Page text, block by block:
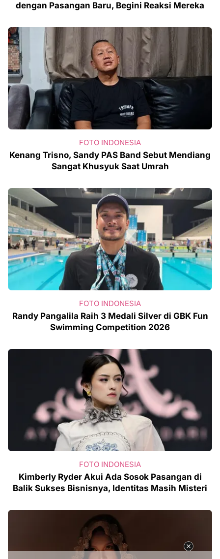
dengan Pasangan Baru, Begini Reaksi Mereka
FOTO INDONESIA
Kenang Trisno, Sandy PAS Band Sebut Mendiang
Sangat Khusyuk Saat Umrah
FOTO INDONESIA
Randy Pangalila Raih 3 Medali Silver di GBK Fun
Swimming Competition 2026
FOTO INDONESIA
Kimberly Ryder Akui Ada Sosok Pasangan di
Balik Sukses Bisnisnya, Identitas Masih Misteri